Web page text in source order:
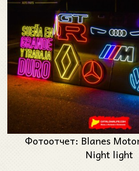
Фотоотчет: Blanes
Night light